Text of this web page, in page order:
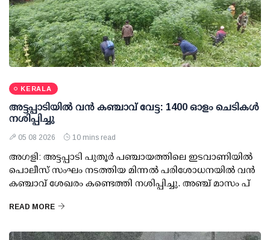
KERALA
അട്ടപ്പാടിയില്‍ വന്‍ കഞ്ചാവ് വേട്ട: 1400 ഓളം ചെടികള്‍
നശിപ്പിച്ചു
05 08 2026 10 mins read
അഗളി: അട്ടപ്പാടി പുതൂര്‍ പഞ്ചായത്തിലെ ഇടവാണിയില്‍
പൊലീസ് സംഘം നടത്തിയ മിന്നല്‍ പരിശോധനയില്‍ വന്‍
കഞ്ചാവ് ശേഖരം കണ്ടെത്തി നശിപ്പിച്ചു. അഞ്ച് മാസം പ്
READ MORE